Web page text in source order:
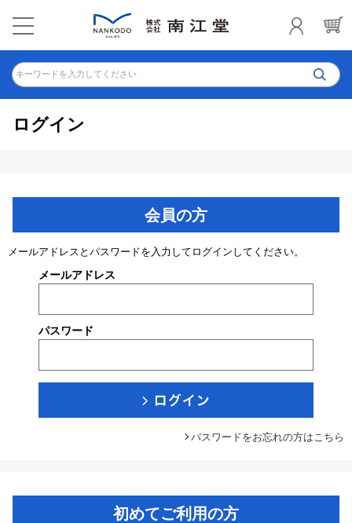
キーワードを入力してください
ログイン
会員の方
メールアドレスとパスワードを入力してログインしてください。
メールアドレス
パスワード
パスワードをお忘れの方はこちら
初めてご利用の方